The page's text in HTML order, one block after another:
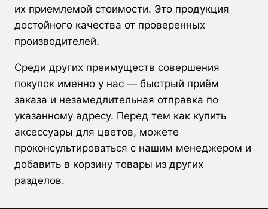
их приемлемой стоимости. Это продукция
достойного качества от проверенных
производителей.
Среди других преимуществ совершения
покупок именно у нас — быстрый приём
заказа и незамедлительная отправка по
указанному адресу. Перед тем как купить
аксессуары для цветов, можете
проконсультироваться с нашим менеджером и
добавить в корзину товары из других
разделов.